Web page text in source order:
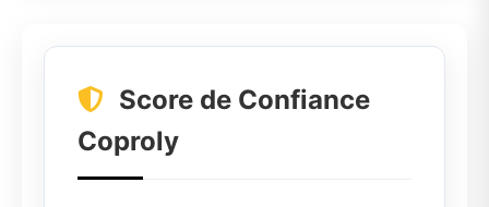
Score de Confiance
Coproly